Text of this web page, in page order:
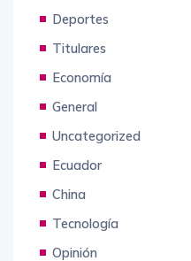
Deportes
Titulares
Economía
General
Uncategorized
Ecuador
China
Tecnología
Opinión